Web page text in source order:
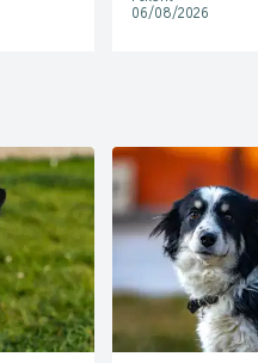
06/08/2026